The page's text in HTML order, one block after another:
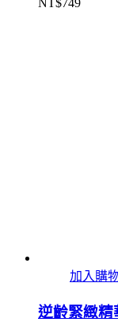
NT$749
加入購
逆齡緊緻精